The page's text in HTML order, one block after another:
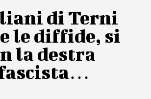
di Terni
le diffide, si
la destra